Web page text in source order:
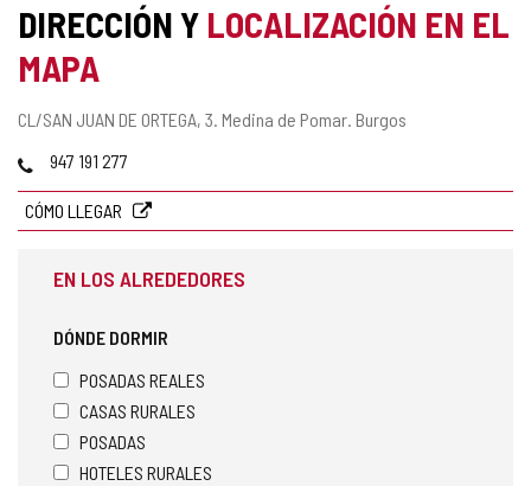
DIRECCIÓN Y LOCALIZACIÓN EN EL
MAPA
Dirección
CL/SAN JUAN DE ORTEGA, 3. Medina de Pomar. Burgos
Teléfonos
947 191 277
CÓMO LLEGAR
EN LOS ALREDEDORES
DÓNDE DORMIR
POSADAS REALES
CASAS RURALES
POSADAS
HOTELES RURALES